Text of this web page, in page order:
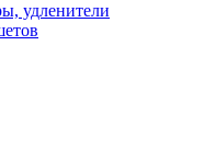
удленители